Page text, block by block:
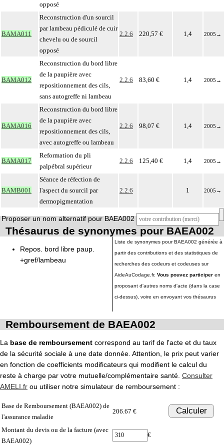
opposé
BAMA011
Reconstruction d'un sourcil
par lambeau pédiculé de cuir
chevelu ou de sourcil
opposé
2.2.6 220,57 € 1,4 2005 →
BAMA012
Reconstruction du bord libre
de la paupière avec
repositionnement des cils,
sans autogreffe ni lambeau
2.2.6 83,60 € 1,4 2005 →
BAMA016
Reconstruction du bord libre
de la paupière avec
repositionnement des cils,
avec autogreffe ou lambeau
2.2.6 98,07 € 1,4 2005 →
BAMA017
Reformation du pli
palpébral supérieur
2.2.6 125,40 € 1,4 2005 →
BAMB001
Séance de réfection de
l'aspect du sourcil par
dermopigmentation
2.2.6 1 2005 →
Proposer un nom alternatif pour BAEA002
Thésaurus de synonymes pour BAEA002
Repos. bord libre paup.
+gref/lambeau
Liste de synonymes pour BAEA002 générée à
partir des contributions et des statistiques de
recherches des codeurs et codeuses sur
AideAuCodage.fr. Vous pouvez participer en
proposant d'autres noms d'acte (dans la case
ci-dessus), voire en envoyant vos thésaurus
Remboursement de BAEA002
La base de remboursement correspond au tarif de l'acte et du taux
de la sécurité sociale à une date donnée. Attention, le prix peut varier
en fonction de coefficients modificateurs qui modifient le calcul du
reste à charge par votre mutuelle/complémentaire santé. Consulter
AMELI.fr ou utiliser notre simulateur de remboursement :
Base de Remboursement (BAEA002) de
l'assurance maladie
206.67 € Calculer
Montant du devis ou de la facture (avec
BAEA002)
€